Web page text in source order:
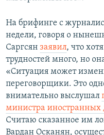
На брифинге с
недели, говоря о
Саргсян заявил, что
трудностей много, но
«Ситуация может
переговорщики. Это
внимательно выслушал
министра иностранных
Считаю сказанное им
Вардан Осканян,